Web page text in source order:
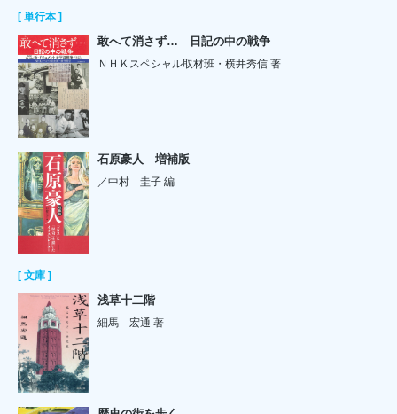
[ 単行本 ]
敢へて消さず… 日記の中の戦争
ＮＨＫスペシャル取材班・横井秀信 著
石原豪人 増補版
／中村 圭子 編
[ 文庫 ]
浅草十二階
細馬 宏通 著